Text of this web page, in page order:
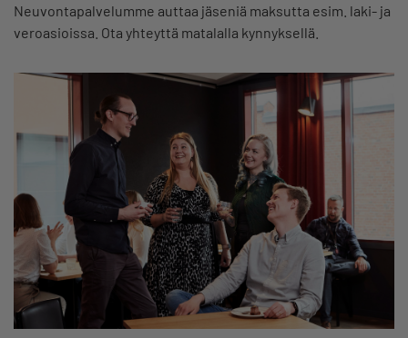
Neuvontapalvelumme auttaa jäseniä maksutta esim. laki- ja
veroasioissa. Ota yhteyttä matalalla kynnyksellä.